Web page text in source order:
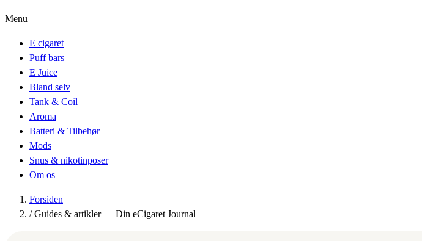
Menu
E cigaret
Puff bars
E Juice
Bland selv
Tank & Coil
Aroma
Batteri & Tilbehør
Mods
Snus & nikotinposer
Om os
Forsiden
/ Guides & artikler — Din eCigaret Journal